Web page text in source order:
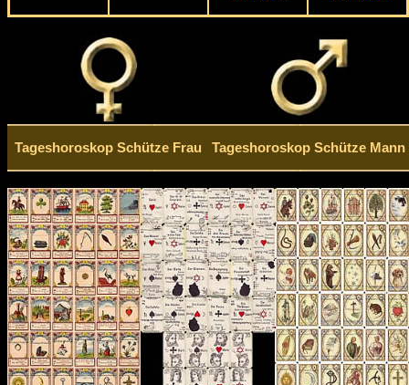
Tageshoroskop Schütze Frau Tageshoroskop Schütze Mann